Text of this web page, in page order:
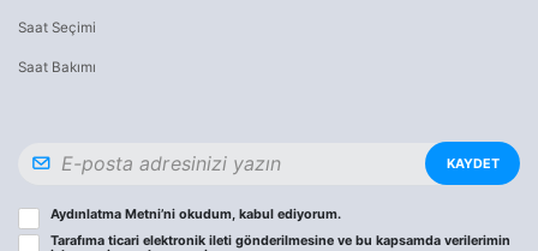
Saat Seçimi
Saat Bakımı
KAYDET
Aydınlatma Metni’ni okudum, kabul ediyorum.
Tarafıma ticari elektronik ileti gönderilmesine ve bu kapsamda verilerimin